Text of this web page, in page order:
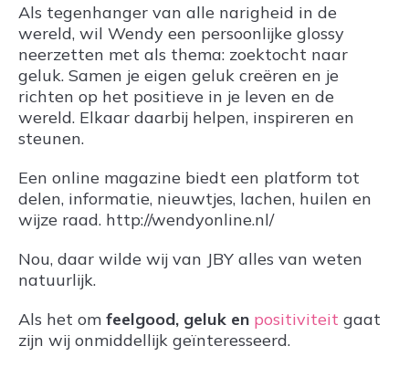
Als tegenhanger van alle narigheid in de
wereld, wil Wendy een persoonlijke glossy
neerzetten met als thema: zoektocht naar
geluk. Samen je eigen geluk creëren en je
richten op het positieve in je leven en de
wereld. Elkaar daarbij helpen, inspireren en
steunen.
Een online magazine biedt een platform tot
delen, informatie, nieuwtjes, lachen, huilen en
wijze raad. http://wendyonline.nl/
Nou, daar wilde wij van JBY alles van weten
natuurlijk.
Als het om feelgood, geluk en positiviteit gaat
zijn wij onmiddellijk geïnteresseerd.